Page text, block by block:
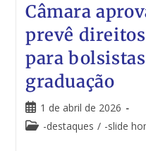
Câmara
prevê
para
graduação
1 de abril de 2026
-destaques / -slide